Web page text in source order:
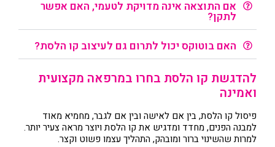
אם התוצאה אינה מדויקת לטעמי, האם אפשר
לתקן?
האם בוטוקס יכול לתרום גם לעיצוב קו הלסת?
להדגשת קו הלסת בחרו במרפאה מקצועית
ואמינה
פיסול קו הלסת, בין אם לאישה ובין אם לגבר, מחמיא מאוד
למבנה הפנים, מחדד ומדגיש את קו הלסת ויוצר מראה צעיר יותר.
למרות שהשינוי ברור ומובהק, התהליך עצמו פשוט וקצר.